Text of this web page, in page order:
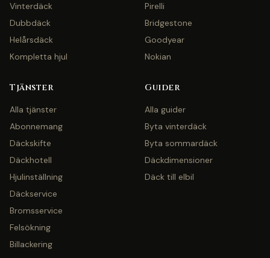
Vinterdäck
Dubbdäck
Helårsdäck
Kompletta hjul
Pirelli
Bridgestone
Goodyear
Nokian
Tjänster
Alla tjänster
Abonnemang
Däckskifte
Däckhotell
Hjulinställning
Däckservice
Bromsservice
Felsökning
Billackering
Guider
Alla guider
Byta vinterdäck
Byta sommardäck
Däckdimensioner
Däck till elbil